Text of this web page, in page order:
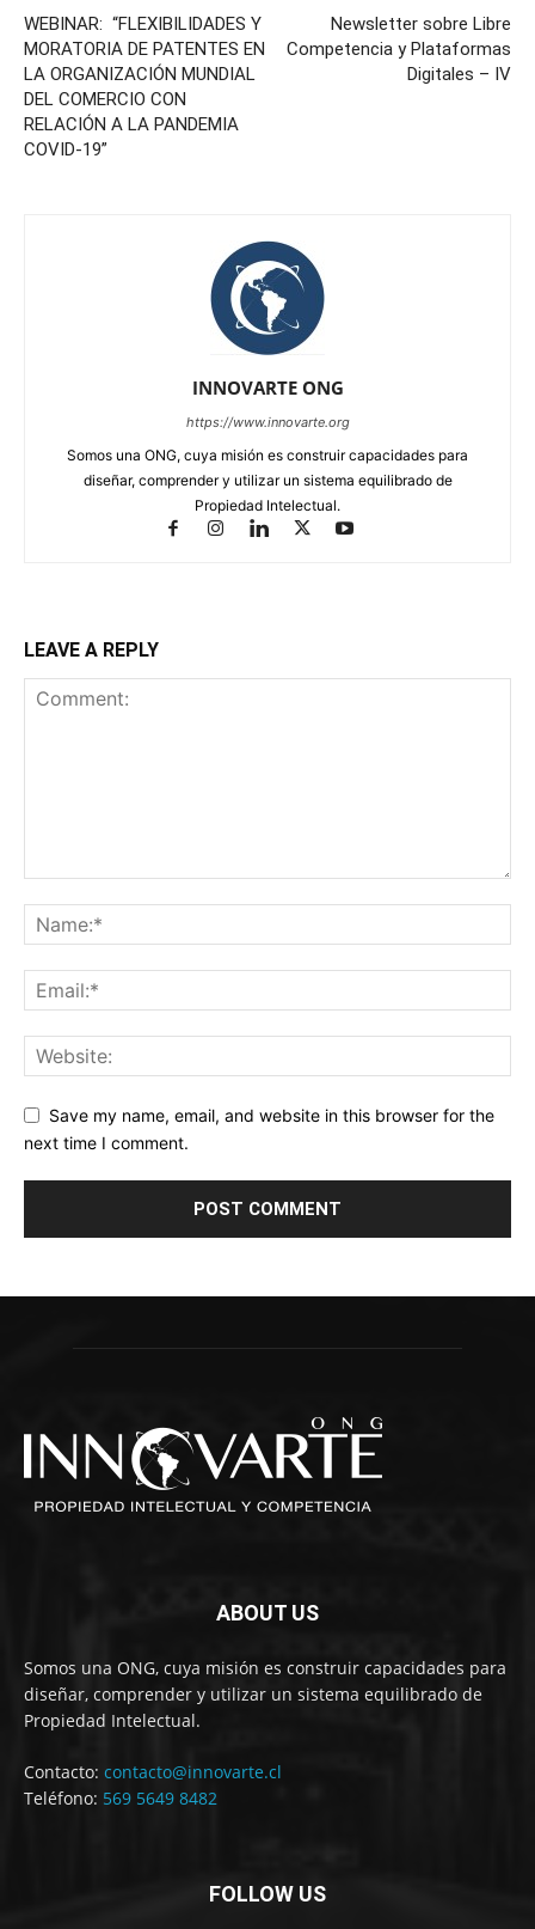
WEBINAR: “FLEXIBILIDADES Y
MORATORIA DE PATENTES EN
LA ORGANIZACIÓN MUNDIAL
DEL COMERCIO CON
RELACIÓN A LA PANDEMIA
COVID-19”
Newsletter sobre Libre
Competencia y Plataformas
Digitales – IV
INNOVARTE ONG
https://www.innovarte.org
Somos una ONG, cuya misión es construir capacidades para
diseñar, comprender y utilizar un sistema equilibrado de
Propiedad Intelectual.
LEAVE A REPLY
Save my name, email, and website in this browser for the
next time I comment.
ABOUT US
Somos una ONG, cuya misión es construir capacidades para
diseñar, comprender y utilizar un sistema equilibrado de
Propiedad Intelectual.
Contacto: contacto@innovarte.cl
Teléfono: 569 5649 8482
FOLLOW US